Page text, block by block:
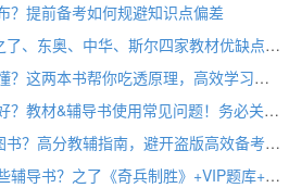
？提前备考如何规避知识点偏差
中级会计备考书别瞎买！之了、东奥、中华、斯尔四家教材优缺点横评
2026年中级会计教材看不懂？这两本书帮你吃透原理，高效学习
2026年中级会计用书哪个好？教材&辅导书使用常见问题！务必关注
备考中级会计买什么教材图书？高分教辅指南，避开盗版高效备考
通关2026税务师考试选哪些辅导书？之了《奇兵制胜》+VIP题库+网课必备